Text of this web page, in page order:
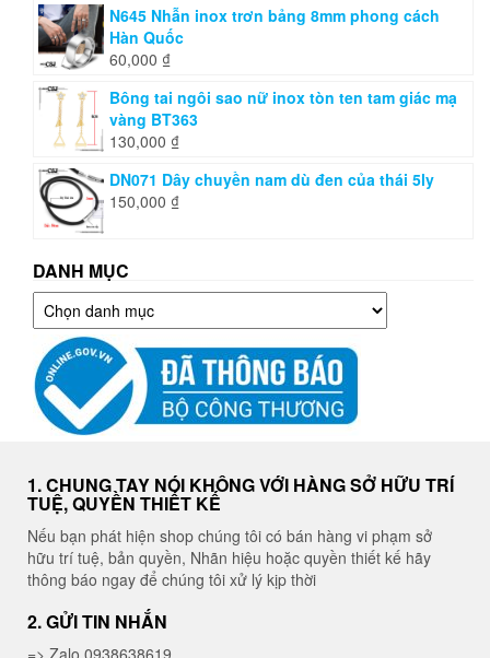
N645 Nhẫn inox trơn bảng 8mm phong cách
Hàn Quốc
60,000 ₫
Bông tai ngôi sao nữ inox tòn ten tam giác mạ
vàng BT363
130,000 ₫
DN071 Dây chuyền nam dù đen của thái 5ly
150,000 ₫
DANH MỤC
Danh
mục
1. CHUNG TAY NÓI KHÔNG VỚI HÀNG SỞ HỮU TRÍ
TUỆ, QUYỀN THIẾT KẾ
Nếu bạn phát hiện shop chúng tôi có bán hàng vi phạm sở
hữu trí tuệ, bản quyền, Nhãn hiệu hoặc quyền thiết kế hãy
thông báo ngay để chúng tôi xử lý kịp thời
2. GỬI TIN NHẮN
=> Zalo 0938638619